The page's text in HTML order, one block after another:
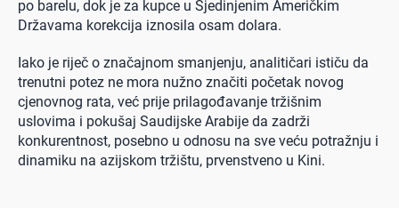
po barelu, dok je za kupce u Sjedinjenim Američkim
Državama korekcija iznosila osam dolara.
Iako je riječ o značajnom smanjenju, analitičari ističu da
trenutni potez ne mora nužno značiti početak novog
cjenovnog rata, već prije prilagođavanje tržišnim
uslovima i pokušaj Saudijske Arabije da zadrži
konkurentnost, posebno u odnosu na sve veću potražnju i
dinamiku na azijskom tržištu, prvenstveno u Kini.